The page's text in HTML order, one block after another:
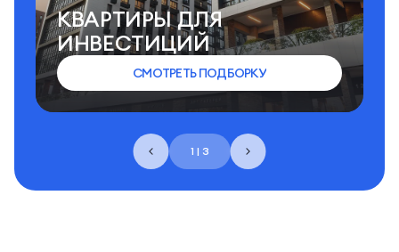
1 | 3
КВАРТИРЫ ДЛЯ
ИНВЕСТИЦИЙ
СМОТРЕТЬ ПОДБОРКУ